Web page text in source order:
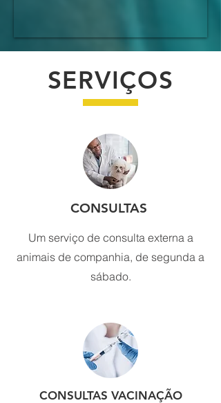
SERVIÇOS
CONSULTAS
Um serviço de consulta externa a
animais de companhia, de segunda a
sábado.
CONSULTAS VACINAÇÃO